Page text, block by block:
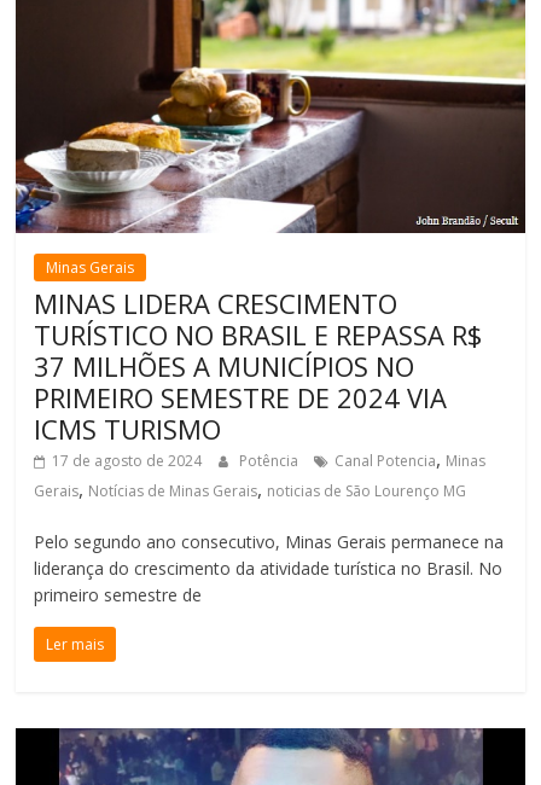
Minas Gerais
MINAS LIDERA CRESCIMENTO
TURÍSTICO NO BRASIL E REPASSA R$
37 MILHÕES A MUNICÍPIOS NO
PRIMEIRO SEMESTRE DE 2024 VIA
ICMS TURISMO
17 de agosto de 2024 Potência Canal Potencia, Minas
Gerais, Notícias de Minas Gerais, noticias de São Lourenço MG
Pelo segundo ano consecutivo, Minas Gerais permanece na
liderança do crescimento da atividade turística no Brasil. No
primeiro semestre de
Ler mais